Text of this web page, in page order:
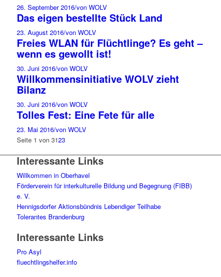
26. September 2016/von WOLV
Das eigen bestellte Stück Land
23. August 2016/von WOLV
Freies WLAN für Flüchtlinge? Es geht –
wenn es gewollt ist!
30. Juni 2016/von WOLV
Willkommensinitiative WOLV zieht
Bilanz
30. Juni 2016/von WOLV
Tolles Fest: Eine Fete für alle
23. Mai 2016/von WOLV
Seite 1 von 3123
Interessante Links
Willkommen in Oberhavel
Förderverein für interkulturelle Bildung und Begegnung (FIBB)
e. V.
Hennigsdorfer Aktionsbündnis Lebendiger Teilhabe
Tolerantes Brandenburg
Interessante Links
Pro Asyl
fluechtlingshelfer.info